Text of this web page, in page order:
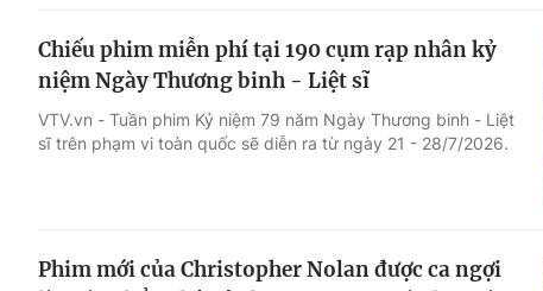
Chiếu phim miễn phí tại 190 cụm rạp nhân kỷ
niệm Ngày Thương binh - Liệt sĩ
VTV.vn - Tuần phim Kỷ niệm 79 năm Ngày Thương binh - Liệt
sĩ trên phạm vi toàn quốc sẽ diễn ra từ ngày 21 - 28/7/2026.
Phim mới của Christopher Nolan được ca ngợi